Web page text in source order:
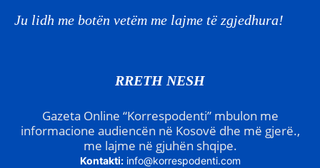
Ju lidh me botën vetëm me lajme të zgjedhura!
RRETH NESH
Gazeta Online “Korrespodenti” mbulon me
informacione audiencën në Kosovë dhe më gjerë.,
me lajme në gjuhën shqipe.
Kontakti: info@korrespodenti.com